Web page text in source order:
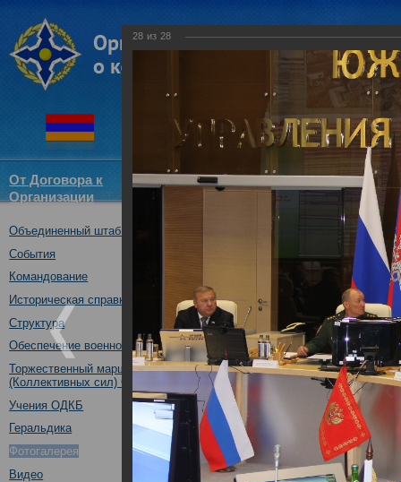
От Договора к
Организации
Структура
Новости
Объединенный штаб ОДКБ
События
Командование
Историческая справка
Структура
Обеспечение военной безопасности
Торжественный марш Войск
(Коллективных сил) ОДКБ
Учения ОДКБ
Геральдика
Фотогалерея
Видео
Участие
Координационного
(комиссий) по обороне
государств-членов
Ассамблеи ОДКБ
02.10.2017
28 из 28